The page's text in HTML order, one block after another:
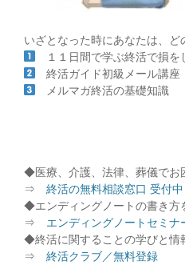
いざとなった時にあなたは、ど
１１日間で学ぶ終活で損を
終活ガイド初級メール講座
メルマガ終活の基礎知識
◆医療、介護、法律、葬儀でお
⇒ 終活の無料相談窓口 受付中
◆エンディングノートの書き方
⇒ エンディングノートセミナ
◆終活に関することの学びと情
⇒ 終活クラブ／無料登録